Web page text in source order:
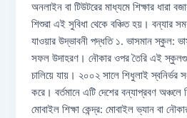
অনলাইন বা টিউটরের মাধ্যমে শিক্ষার ধারা
শিশুরা এই সুবিধা থেকে বঞ্চিত হয়। বন্যার
যাওয়ার উদ্ভাবনী পদ্ধতি ১. ভাসমান স্কুল:
সফল উদাহরণ। নৌকার ওপর তৈরি এই
চালিয়ে যায়। ২০০২ সালে শিধুলাই স্বনির্ভর
করে। বর্তমানে এটি দেশের বন্যাপ্রবণ
মোবাইল শিক্ষা কেন্দ্র: মোবাইল ভ্যান বা